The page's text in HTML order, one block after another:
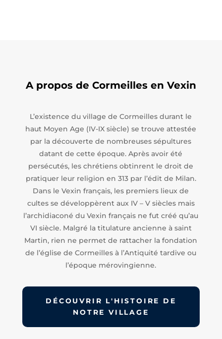
A propos de Cormeilles en Vexin
L’existence du village de Cormeilles durant le
haut Moyen Age (IV-IX siècle) se trouve attestée
par la découverte de nombreuses sépultures
datant de cette époque. Après avoir été
persécutés, les chrétiens obtinrent le droit de
pratiquer leur religion en 313 par l’édit de Milan.
Dans le Vexin français, les premiers lieux de
cultes se développèrent aux IV – V siècles mais
l’archidiaconé du Vexin français ne fut créé qu’au
VI siècle. Malgré la titulature ancienne à saint
Martin, rien ne permet de rattacher la fondation
de l’église de Cormeilles à l’Antiquité tardive ou
l’époque mérovingienne.
DÉCOUVRIR L'HISTOIRE DE
NOTRE VILLAGE